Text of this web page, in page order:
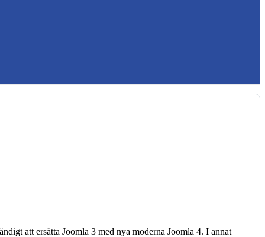
att ersätta Joomla 3 med nya moderna Joomla 4. I annat